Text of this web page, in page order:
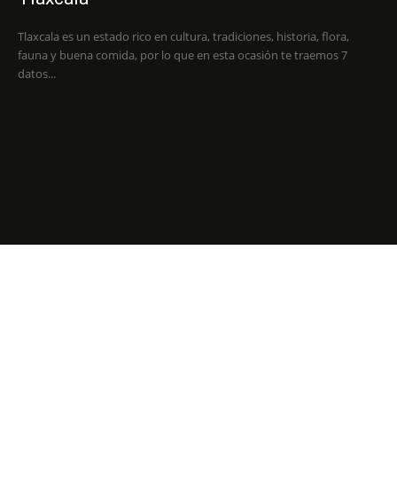
Tlaxcala es un estado rico en cultura, tradiciones, historia, flora,
fauna y buena comida, por lo que en esta ocasión te traemos 7
datos...